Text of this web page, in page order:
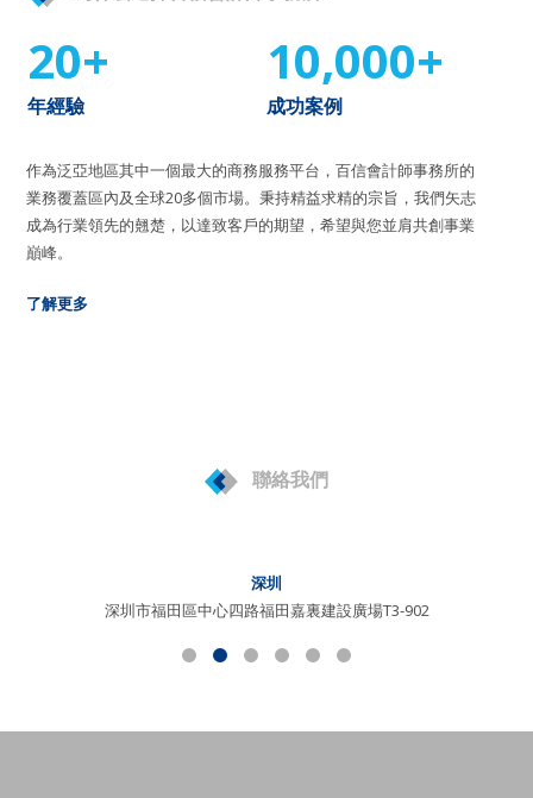
20+
年經驗
10,000+
成功案例
作為泛亞地區其中一個最大的商務服務平台，百信會計師事務所的
業務覆蓋區內及全球20多個市場。秉持精益求精的宗旨，我們矢志
成為行業領先的翹楚，以達致客戶的期望，希望與您並肩共創事業
巔峰。
了解更多
聯絡我們
深圳
深圳市福田區中心四路福田嘉裏建設廣場T3-902